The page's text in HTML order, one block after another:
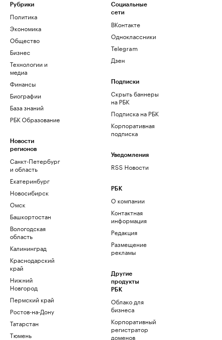
Рубрики
Политика
Экономика
Общество
Бизнес
Технологии и
медиа
Финансы
Биографии
База знаний
РБК Образование
Новости
регионов
Санкт-Петербург
и область
Екатеринбург
Новосибирск
Омск
Башкортостан
Вологодская
область
Калининград
Краснодарский
край
Нижний
Новгород
Пермский край
Ростов-на-Дону
Татарстан
Тюмень
Социальные
сети
ВКонтакте
Одноклассники
Telegram
Дзен
Подписки
Скрыть баннеры
на РБК
Подписка на РБК
Корпоративная
подписка
Уведомления
RSS Новости
РБК
О компании
Контактная
информация
Редакция
Размещение
рекламы
Другие
продукты
РБК
Облако для
бизнеса
Корпоративный
регистратор
доменов